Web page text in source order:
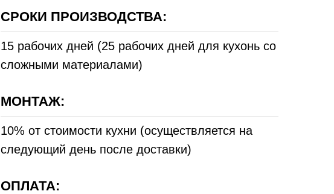
СРОКИ ПРОИЗВОДСТВА:
15 рабочих дней (25 рабочих дней для кухонь со
сложными материалами)
МОНТАЖ:
10% от стоимости кухни (осуществляется на
следующий день после доставки)
ОПЛАТА: